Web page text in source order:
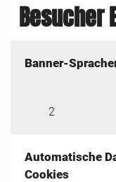
Besucher
Banner-
2
Automatische
Cookies